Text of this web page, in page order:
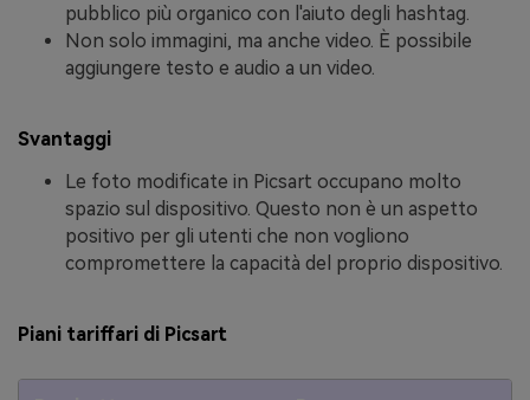
pubblico più organico con l'aiuto degli hashtag.
Non solo immagini, ma anche video. È possibile
aggiungere testo e audio a un video.
Svantaggi
Le foto modificate in Picsart occupano molto
spazio sul dispositivo. Questo non è un aspetto
positivo per gli utenti che non vogliono
compromettere la capacità del proprio dispositivo.
Piani tariffari di Picsart